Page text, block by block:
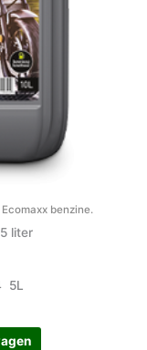
benzine.
liter
5L